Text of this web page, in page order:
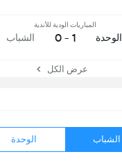
الشباب الوحدة
الوحدة
المباريات الودية للأندية
1 - 0 الشباب
عرض الكل